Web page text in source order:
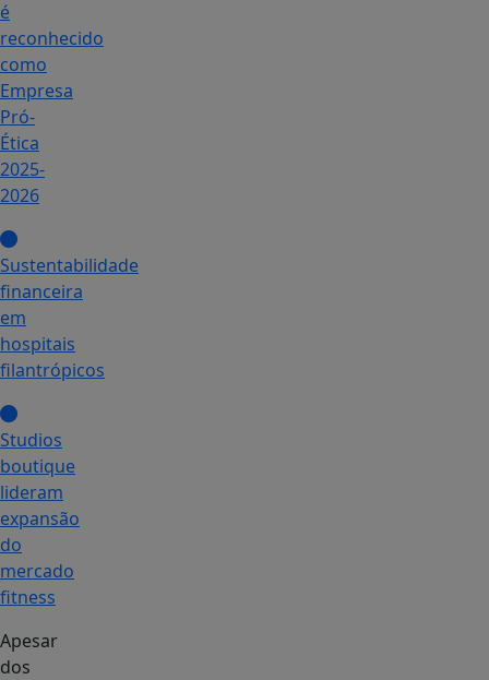
é
reconhecido
como
Empresa
Pró-
Ética
2025-
2026
Sustentabilidade
financeira
em
hospitais
filantrópicos
Studios
boutique
lideram
expansão
do
mercado
fitness
Apesar
dos